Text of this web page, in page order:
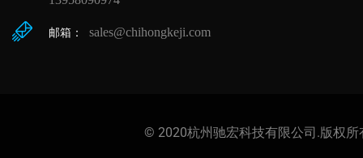
邮箱： sales@chihongkeji.com
© 2020杭州驰宏科技有限公司.版权所